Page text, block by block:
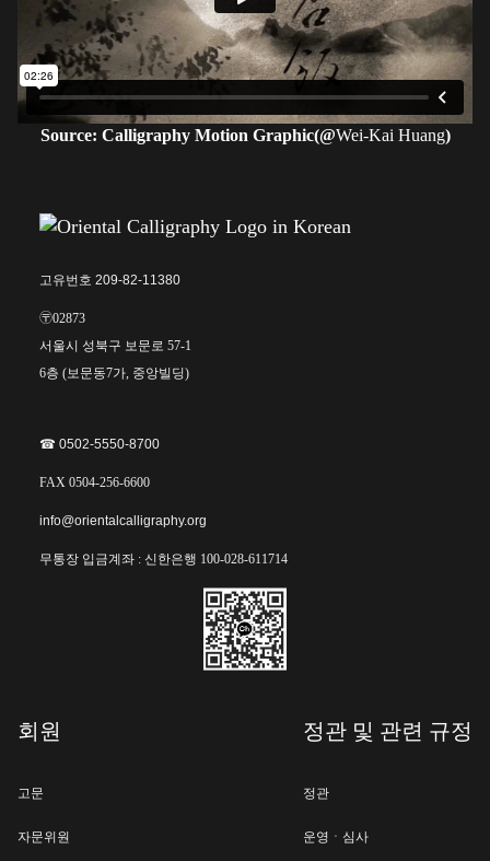
Source: Calligraphy Motion Graphic(@Wei-Kai Huang)
고유번호 209-82-11380
〶02873
서울시 성북구 보문로 57-1
6층 (보문동7가, 중앙빌딩)
☎︎ 0502-5550-8700
FAX 0504-256-6600
info@orientalcalligraphy.org
무통장 입금계좌 : 신한은행 100-028-611714
회원
고문
자문위원
정관 및 관련 규정
정관
운영ㆍ심사